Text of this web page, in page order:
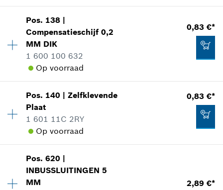
1,25 €*
*Prijs incl. BTW
Aan winkelwagen toevoegen
0,83 €*
Aan winkelwagen toevoegen
Prijsgroep
reserveonderdelen informatie
Toepassingsinstructie
In weergave tonen
0,83 €*
Aan winkelwagen toevoegen
Pos. 138 |
Compensatieschijf 0,2
MM DIK
1 600 100 632
Op voorraad
0,83 €*
Beschikbaarheid 3
Prijsgroep
reserveonderdelen informatie
Toepassingsinstructie
In weergave tonen
Pos. 140 |Zelfklevende
Plaat
1 601 11C 2RY
Op voorraad
0,83 €*
Beschikbaarheid
Prijsgroep: 10
Pos.620 |
INBUSSLUITINGEN 5
MM
2,89 €*